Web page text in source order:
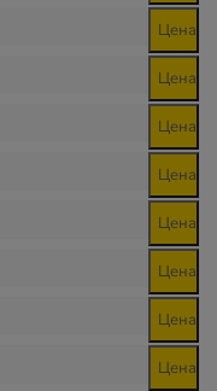
Цена
Цена
Цена
Цена
Цена
Цена
Цена
Цена